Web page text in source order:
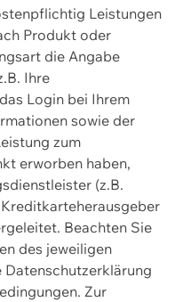
Leistungen
Produkt oder
die Angabe
Ihre
Login bei Ihrem
sowie der
zum
erworben haben,
(z.B.
Beachten Sie
des jeweiligen
Datenschutzerklärung
Zur